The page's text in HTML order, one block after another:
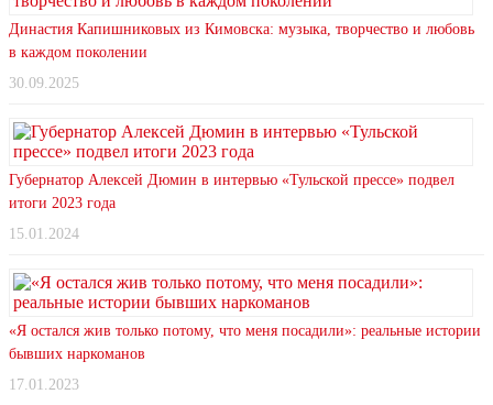
Династия Капишниковых из Кимовска: музыка, творчество и любовь
в каждом поколении
30.09.2025
Губернатор Алексей Дюмин в интервью «Тульской прессе» подвел
итоги 2023 года
15.01.2024
«Я остался жив только потому, что меня посадили»: реальные истории
бывших наркоманов
17.01.2023